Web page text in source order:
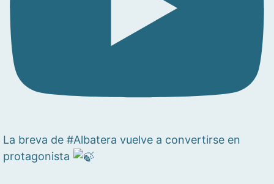
La breva de #Albatera vuelve a convertirse en
protagonista